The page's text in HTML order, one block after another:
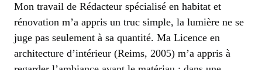
Mon travail de Rédacteur spécialisé en habitat et
rénovation m’a appris un truc simple, la lumière ne se
juge pas seulement à sa quantité. Ma Licence en
architecture d’intérieur (Reims, 2005) m’a appris à